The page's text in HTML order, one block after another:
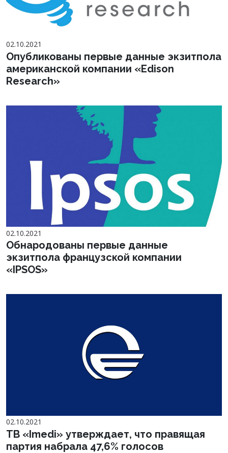
02.10.2021
Опубликованы первые данные экзитпола
американской компании «Edison
Research»
02.10.2021
Обнародованы первые данные
экзитпола французской компании
«IPSOS»
02.10.2021
ТВ «Imedi» утверждает, что правящая
партия набрала 47,6% голосов